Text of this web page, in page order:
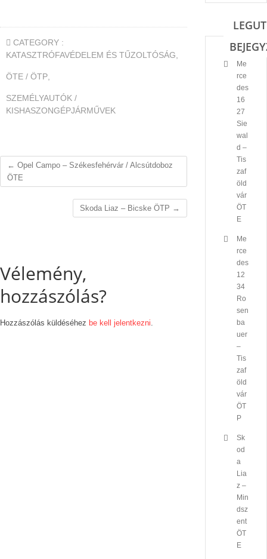
CATEGORY :
KATASZTRÓFAVÉDELEM ÉS TŰZOLTÓSÁG
ÖTE / ÖTP
SZEMÉLYAUTÓK /
KISHASZONGÉPJÁRMŰVEK
← Opel Campo – Székesfehérvár / Alcsútdoboz
ÖTE
Skoda Liaz – Bicske ÖTP →
Vélemény,
hozzászólás?
Hozzászólás küldéséhez be kell jelentkezni
Me
rce
des
16
27
Sie
wal
d –
Tis
zaf
öld
vár
ÖT
E
Me
rce
des
12
34
Ro
sen
ba
uer
–
Tis
zaf
öld
vár
ÖT
P
Sk
od
a
Lia
z –
Min
dsz
ent
ÖT
E